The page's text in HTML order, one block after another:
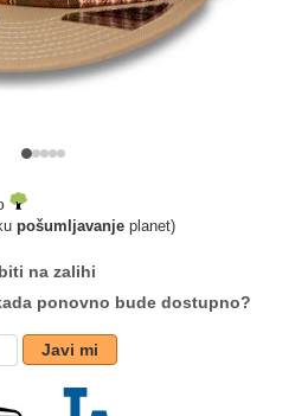
pošumljavanje planet)
na zalihi
ponovno bude dostupno?
Javi mi